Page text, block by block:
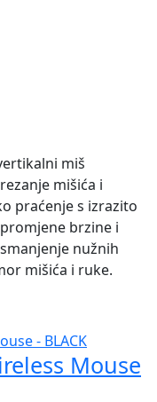
miš
mišića i
praćenje s izrazito
brzine i
nužnih
mišića i ruke.
Mouse